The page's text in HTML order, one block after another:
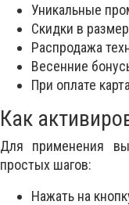
Уникальные
Скидки в
Распродажа
Весенние
При оплате
Как
Для применения
простых шагов:
Нажать на